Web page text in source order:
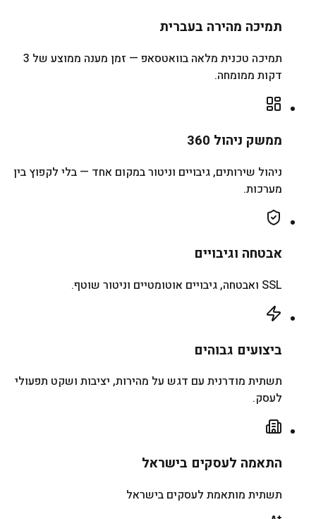
תמיכה מהירה בעברית
תמיכה טכנית מלאה בוואטסאפ — זמן מענה ממוצע של 3
דקות ממומחה.
ממשק ניהול 360
ניהול שירותים, גיבויים וניטור במקום אחד — בלי לקפוץ בין
מערכות.
אבטחה וגיבויים
SSL ואבטחה, גיבויים אוטומטיים וניטור שוטף.
ביצועים גבוהים
תשתית מודרנית עם דגש על מהירות, יציבות ושקט תפעולי
לעסק.
התאמה לעסקים בישראל
תשתית מותאמת לעסקים בישראל